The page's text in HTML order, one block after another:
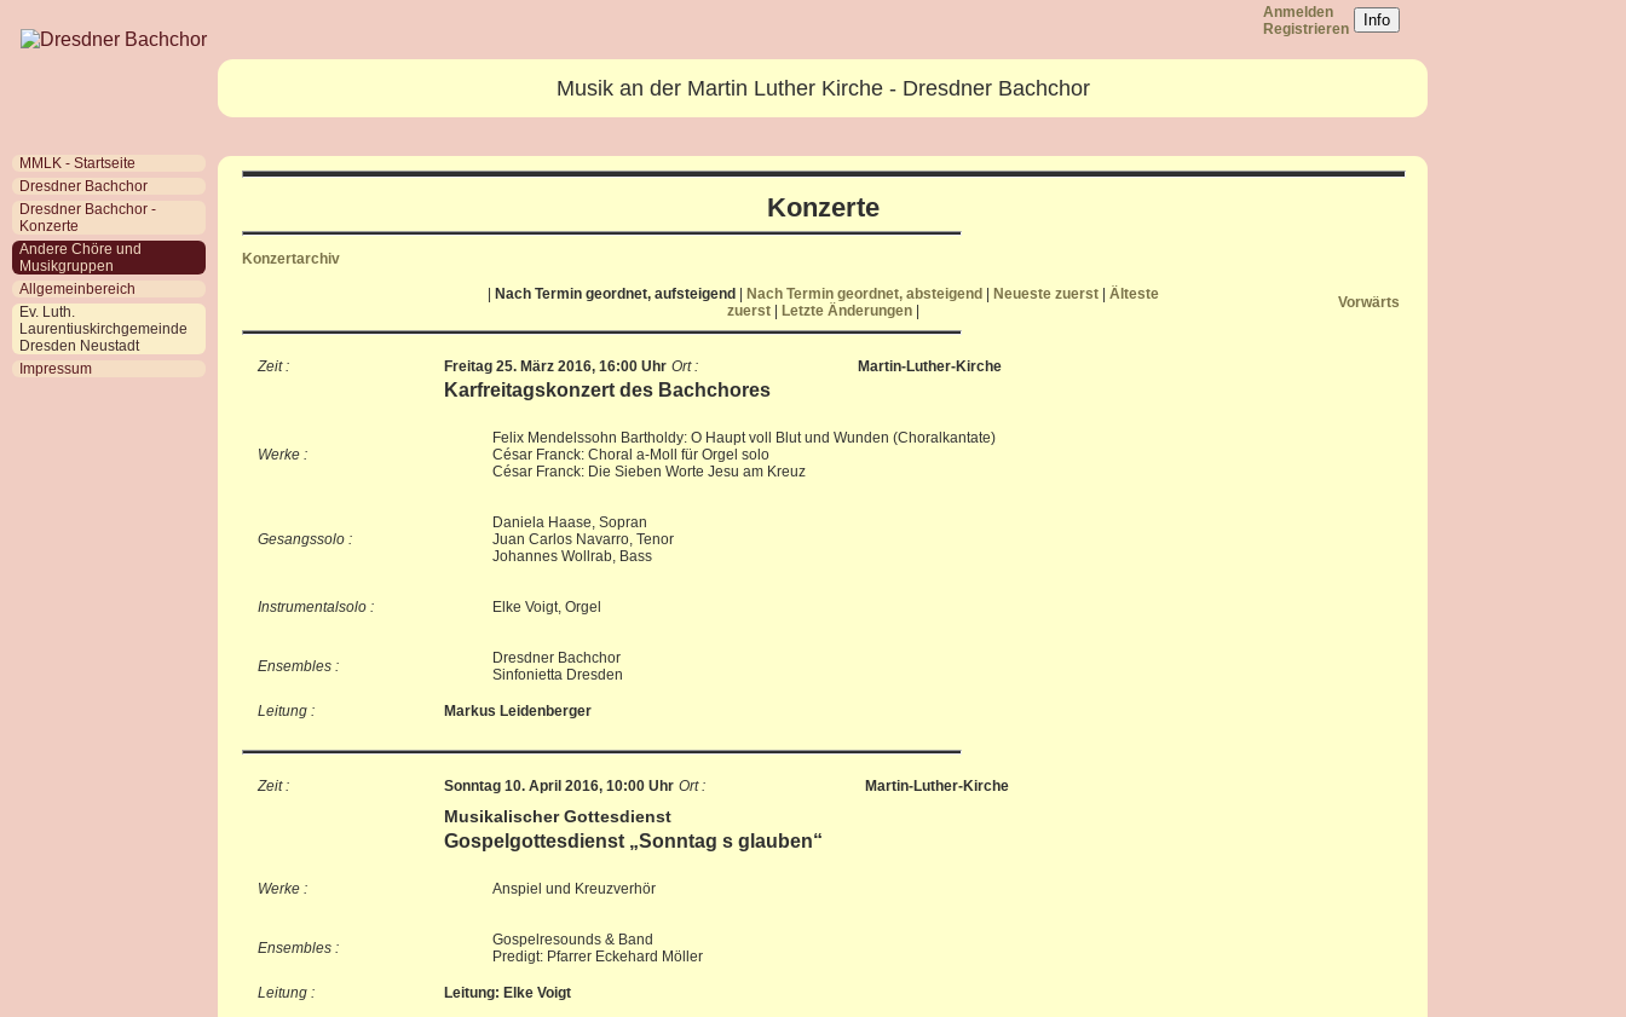
MMLK - Startseite
Dresdner Bachchor
Dresdner Bachchor -
Konzerte
Andere Chöre und
Musikgruppen
Allgemeinbereich
Ev. Luth.
Laurentiuskirchgemeinde
Dresden Neustadt
Impressum
Anmelden
Registrieren
Info
Musik an der Martin Luther Kirche - Dresdner Bachchor
Konzerte
Konzertarchiv
Nach Termin geordnet, aufsteigend Nach Termin geordnet, absteigend Neueste zuerst
Älteste
zuerst
Letzte Änderungen Vorwärts
Zeit : Freitag 25. März 2016, 16:00 Uhr Ort : Martin-Luther-Kirche
Karfreitagskonzert des Bachchores
Werke :
Felix Mendelssohn Bartholdy: O Haupt voll Blut und Wunden (Choralkantate)
César Franck: Choral a-Moll für Orgel solo
César Franck: Die Sieben Worte Jesu am Kreuz
Gesangssolo :
Daniela Haase, Sopran
Juan Carlos Navarro, Tenor
Johannes Wollrab, Bass
Instrumentalsolo : Elke Voigt, Orgel
Ensembles :
Dresdner Bachchor
Sinfonietta Dresden
Leitung : Markus Leidenberger
Zeit : Sonntag 10. April 2016, 10:00 Uhr Ort : Martin-Luther-Kirche
Musikalischer Gottesdienst
Gospelgottesdienst „Sonntag s glauben“
Werke : Anspiel und Kreuzverhör
Ensembles :
Gospelresounds & Band
Predigt: Pfarrer Eckehard Möller
Leitung : Leitung: Elke Voigt